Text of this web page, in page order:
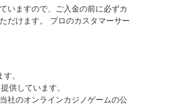
いますので、ご入金の前に必ずカ
だけます。 プロのカスタマーサー
。
供しています。
社のオンラインカジノゲームの公